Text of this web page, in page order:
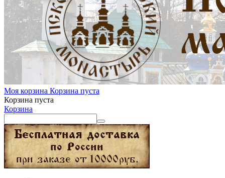
Моя корзина Корзина пуста
Корзина пуста
Корзина